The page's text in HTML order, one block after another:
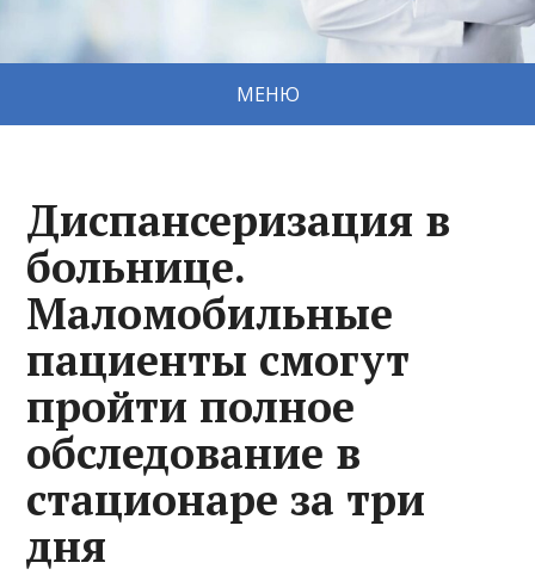
МЕНЮ
Диспансеризация в
больнице.
Маломобильные
пациенты смогут
пройти полное
обследование в
стационаре за три
дня